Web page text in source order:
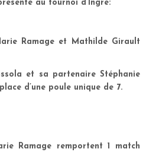
au tournoi d’Ingré:
Ramage et Mathilde Girault
et sa partenaire Stéphanie
d’une poule unique de 7.
Ramage remportent 1 match